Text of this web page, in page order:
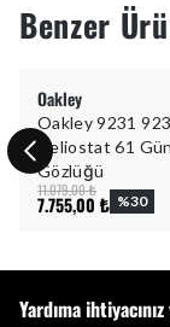
Benzer
Oakley
Oakley 9231
Heliostat 61
Gözlüğü
11.079,00 ₺
7.755,00 ₺ %30
Yardıma